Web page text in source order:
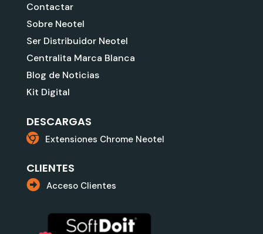
Contactar
Sobre Neotel
Ser Distribuidor Neotel
Centralita Marca Blanca
Blog de Noticias
Kit Digital
DESCARGAS
Extensiones Chrome Neotel
CLIENTES
Acceso Clientes